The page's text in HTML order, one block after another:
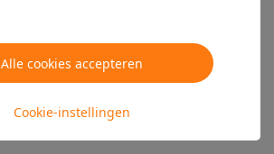
Alle cookies accepteren
Cookie-instellingen